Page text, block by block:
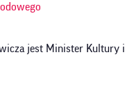
jest Minister Kultury i